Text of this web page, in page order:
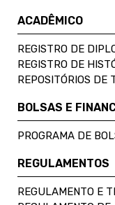
ACADÊMICO
REGISTRO DE
REGISTRO DE
REPOSITÓRIOS DE
BOLSAS E
PROGRAMA DE
REGULAMENTOS
REGULAMENTO E